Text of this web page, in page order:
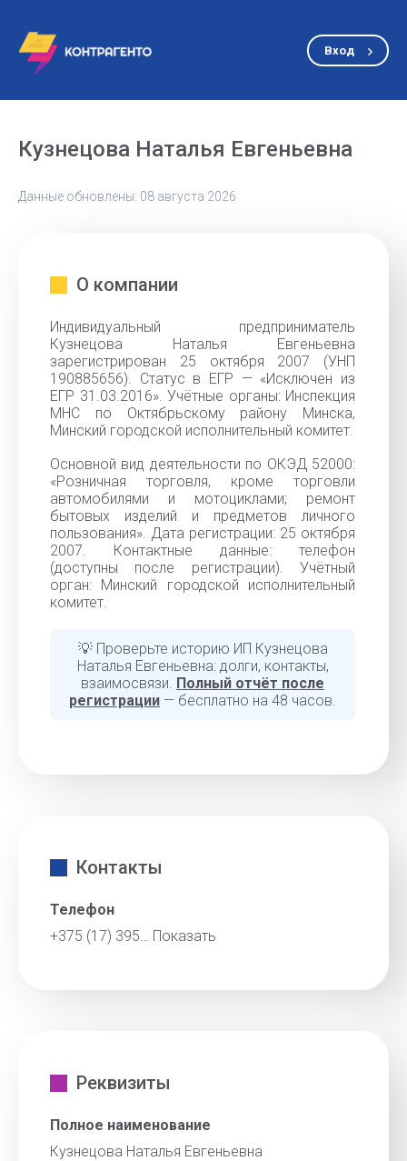
Вход
Кузнецова Наталья Евгеньевна
Данные обновлены: 08 августа 2026
О компании
Индивидуальный предприниматель
Кузнецова Наталья Евгеньевна
зарегистрирован 25 октября 2007 (УНП
190885656). Статус в ЕГР — «Исключен из
ЕГР 31.03.2016». Учётные органы: Инспекция
МНС по Октябрьскому району Минска,
Минский городской исполнительный комитет.
Основной вид деятельности по ОКЭД 52000:
«Розничная торговля, кроме торговли
автомобилями и мотоциклами; ремонт
бытовых изделий и предметов личного
пользования». Дата регистрации: 25 октября
2007. Контактные данные: телефон
(доступны после регистрации). Учётный
орган: Минский городской исполнительный
комитет.
💡 Проверьте историю ИП Кузнецова
Наталья Евгеньевна: долги, контакты,
взаимосвязи. Полный отчёт после
регистрации — бесплатно на 48 часов.
Контакты
Телефон
+375 (17) 395… Показать
Реквизиты
Полное наименование
Кузнецова Наталья Евгеньевна